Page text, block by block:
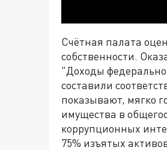
Счётная палата
собственности.
"Доходы
составили
показывают, мягко
имущества в
коррупционных
75% изъятых